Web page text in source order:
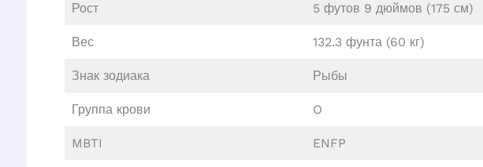
Рост 5 футов 9 дюймов (175 см)
Вес 132.3 фунта (60 кг)
Знак зодиака Рыбы
Группа крови O
MBTI ENFP